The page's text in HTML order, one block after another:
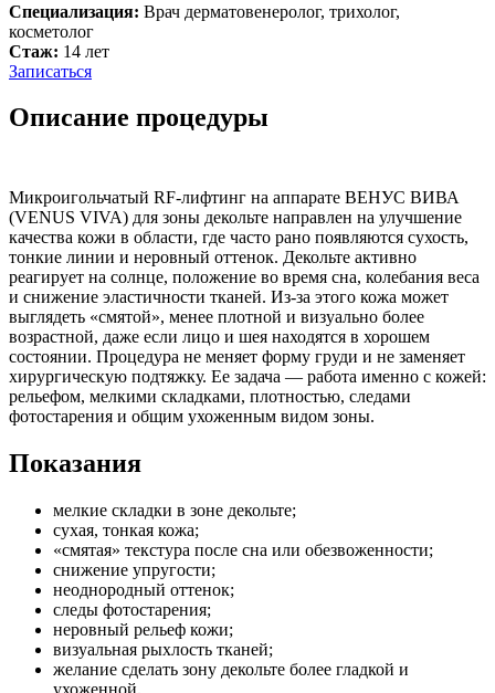
Специализация: Врач дерматовенеролог, трихолог,
косметолог
Стаж: 14 лет
Записаться
Описание процедуры
Микроигольчатый RF-лифтинг на аппарате ВЕНУС ВИВА
(VENUS VIVA) для зоны декольте направлен на улучшение
качества кожи в области, где часто рано появляются сухость,
тонкие линии и неровный оттенок. Декольте активно
реагирует на солнце, положение во время сна, колебания веса
и снижение эластичности тканей. Из-за этого кожа может
выглядеть «смятой», менее плотной и визуально более
возрастной, даже если лицо и шея находятся в хорошем
состоянии. Процедура не меняет форму груди и не заменяет
хирургическую подтяжку. Ее задача — работа именно с кожей:
рельефом, мелкими складками, плотностью, следами
фотостарения и общим ухоженным видом зоны.
Показания
мелкие складки в зоне декольте;
сухая, тонкая кожа;
«смятая» текстура после сна или обезвоженности;
снижение упругости;
неоднородный оттенок;
следы фотостарения;
неровный рельеф кожи;
визуальная рыхлость тканей;
желание сделать зону декольте более гладкой и